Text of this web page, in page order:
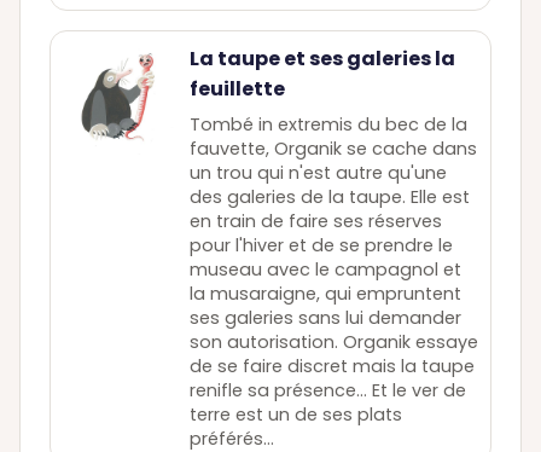
La taupe et ses galeries la
feuillette
Tombé in extremis du bec de la
fauvette, Organik se cache dans
un trou qui n'est autre qu'une
des galeries de la taupe. Elle est
en train de faire ses réserves
pour l'hiver et de se prendre le
museau avec le campagnol et
la musaraigne, qui empruntent
ses galeries sans lui demander
son autorisation. Organik essaye
de se faire discret mais la taupe
renifle sa présence... Et le ver de
terre est un de ses plats
préférés...